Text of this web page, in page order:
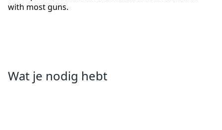
with most guns.
Wat je nodig hebt